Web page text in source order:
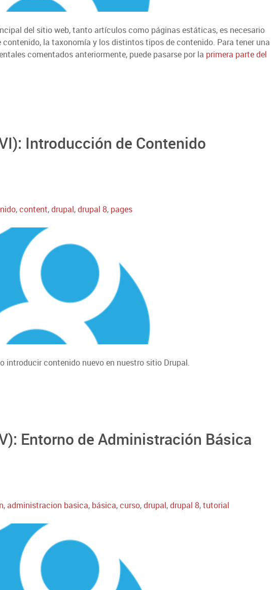
del sitio web, tanto artículos como páginas estáticas, es necesario
la taxonomía y los distintos tipos de contenido. Para tener una
comentados anteriormente, puede pasarse por la primera parte del
Introducción de Contenido
,content,drupal,drupal 8, pages
introducir contenido nuevo en nuestro sitio Drupal.
Entorno de Administración Básica
,administracion basica, básica,curso,drupal,drupal 8,tutorial